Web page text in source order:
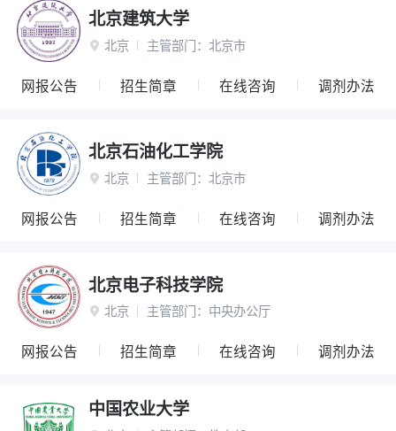
北京建筑大学
 北京 主管部门： 北京市
网报公告 招生简章 在线咨询 调剂办法
北京石油化工学院
 北京 主管部门： 北京市
网报公告 招生简章 在线咨询 调剂办法
北京电子科技学院
 北京 主管部门： 中央办公厅
网报公告 招生简章 在线咨询 调剂办法
中国农业大学